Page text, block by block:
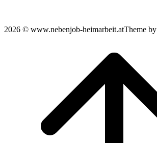
2026 © www.nebenjob-heimarbeit.atTheme by